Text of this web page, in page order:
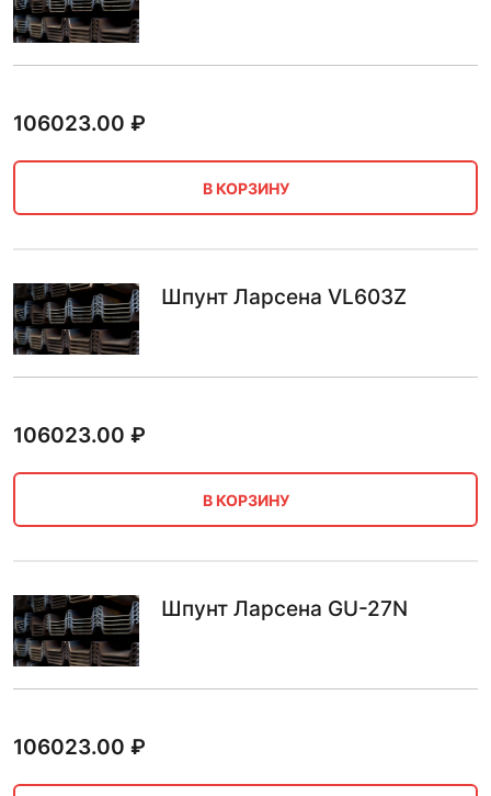
106023.00 ₽
В КОРЗИНУ
Шпунт Ларсена VL603Z
106023.00 ₽
В КОРЗИНУ
Шпунт Ларсена GU-27N
106023.00 ₽